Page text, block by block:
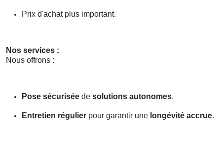
Prix d'achat plus important.
Nos services :
Nous offrons :
Pose sécurisée de solutions autonomes.
Entretien régulier pour garantir une longévité accrue.